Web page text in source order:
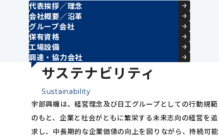
代表挨拶／理念
会社概要／沿革
グループ会社
保有資格
工場設備
調達・協力会社
サステナビリティ
Sustainability
宇部興機は、経営理念及び日工グループとしての行動規範
のもと、企業と社会がともに繁栄する未来志向の経営を追
求し、中長期的な企業価値の向上を図りながら、持続可能